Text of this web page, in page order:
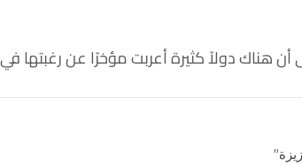
هناك دولاً كثيرة أعربت مؤخرًا عن رغبتها